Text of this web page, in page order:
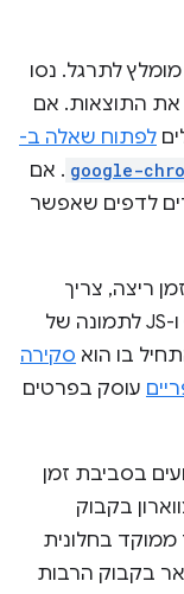
לתרגל. נסו
את התוצאות. אם
לפתוח שאלה ב-
google- . אם
לדפים שאפשר
ריצה, צריך
ללמוד איך הדפדפן מתרגם HTML,‏ CSS ו-JS לתמונה של
בו הוא סקירה
עוסק בפרטים
בסביבת זמן
בקבוק
ממוקד בחלונית
בקבוק הרבות